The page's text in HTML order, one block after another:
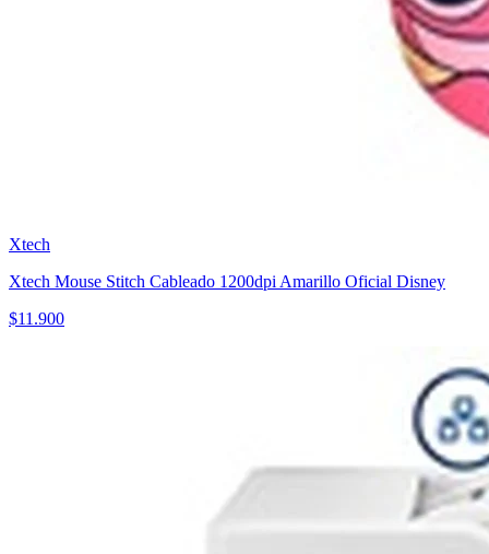
Xtech
Xtech Mouse Stitch Cableado 1200dpi Amarillo Oficial Disney
$11.900